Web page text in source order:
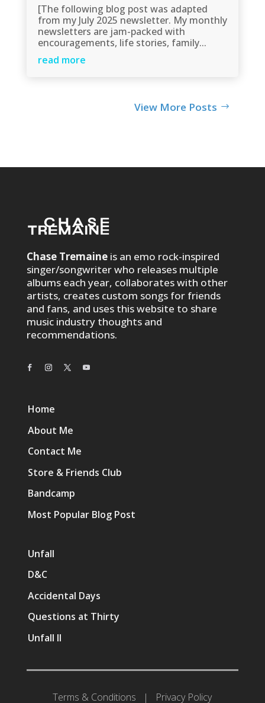
[The following blog post was adapted
from my July 2025 newsletter. My monthly
newsletters are jam-packed with
encouragements, life stories, family...
read more
View More Posts
Chase Tremaineis an emo rock-inspired
singer/songwriter who releases multiple
albums each year, collaborates with other
artists, creates custom songs for friends
and fans, and uses this website to share
music industry thoughts and
recommendations.
Home
About Me
Contact Me
Store & Friends Club
Bandcamp
Most Popular Blog Post
Unfall
D&C
Accidental Days
Questions at Thirty
Unfall II
Terms & Conditions | Privacy Policy